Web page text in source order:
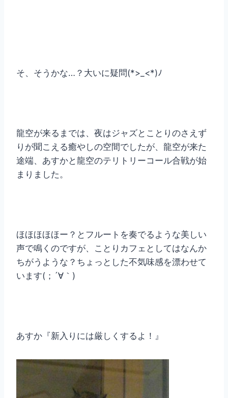
そ、そうかな…？大いに疑問(*>_<*)ﾉ
龍空が来るまでは、夜はジャズとことりのさえず
りが聞こえる癒やしの空間でしたが、龍空が来た
途端、あすかと龍空のテリトリーコール合戦が始
まりました。
ほほほほほー？とフルートを奏でるような美しい
声で鳴くのですが、ことりカフェとしてはなんか
ちがうような？ちょっとした不気味感を漂わせて
います(；´∀｀)
あすか『新入りには厳しくするよ！』